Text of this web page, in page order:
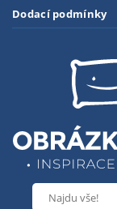
Dodací podmínky